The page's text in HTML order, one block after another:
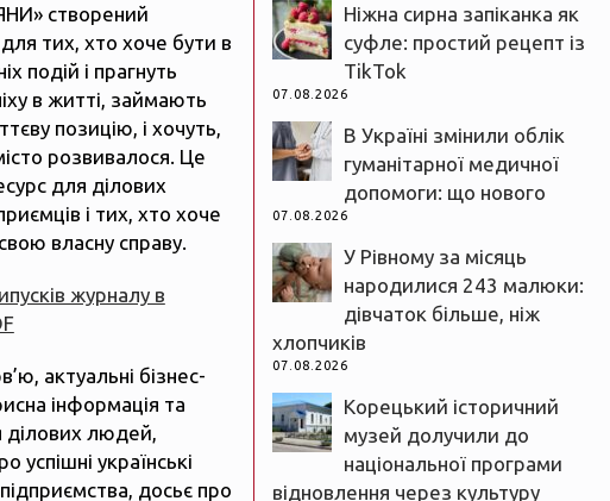
створений
тих, хто хоче бути в
подій і прагнуть
в житті, займають
позицію, і хочуть,
розвивалося. Це
для ділових
і тих, хто хоче
власну справу.
журналу в
актуальні бізнес-
інформація та
людей,
успішні українські
досьє про
Ніжна сирна запіканка як
суфле: простий рецепт із
TikTok
07.08.2026
В Україні змінили облік
гуманітарної медичної
допомоги: що нового
07.08.2026
У Рівному за місяць
народилися 243 малюки:
дівчаток більше, ніж
хлопчиків
07.08.2026
Корецький історичний
музей долучили до
національної програми
відновлення через культуру